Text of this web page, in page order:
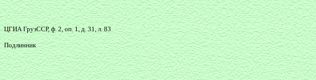
ЦГИА ГрузССР, ф. 2, оп. 1, д. 31, л. 83
Подлинник